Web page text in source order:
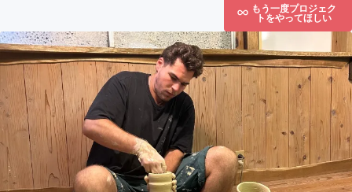
もう一度プロジェク
トをやってほしい